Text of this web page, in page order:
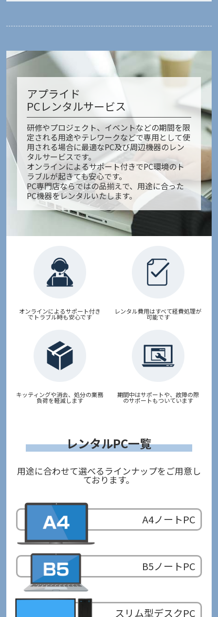
アプライド
PCレンタルサービス
研修やプロジェクト、イベントなどの期間を限
定される用途やテレワークなどで専用として使
用される場合に最適なPC及び周辺機器のレン
タルサービスです。
オンラインによるサポート付きでPC環境のト
ラブルが起きても安心です。
PC専門店ならではの品揃えで、用途に合った
PC機器をレンタルいたします。
オンラインによるサポート付き
でトラブル時も安心です
レンタル費用はすべて経費処理が
可能です
キッティングや消去、処分の業務
負荷を軽減します
期間中はサポートや、故障の際
のサポートもついています
レンタルPC一覧
用途に合わせて選べるラインナップをご用意し
ております。
A4ノートPC
B5ノートPC
スリム型デスクPC